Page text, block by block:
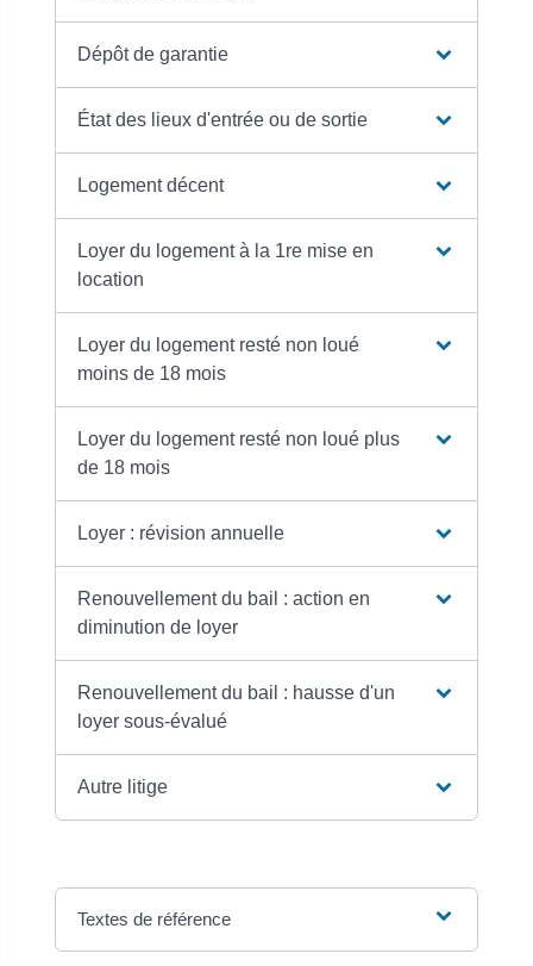
Dépôt de garantie
État des lieux d'entrée ou de sortie
Logement décent
Loyer du logement à la 1re mise en
location
Loyer du logement resté non loué
moins de 18 mois
Loyer du logement resté non loué plus
de 18 mois
Loyer : révision annuelle
Renouvellement du bail : action en
diminution de loyer
Renouvellement du bail : hausse d'un
loyer sous-évalué
Autre litige
Textes de référence